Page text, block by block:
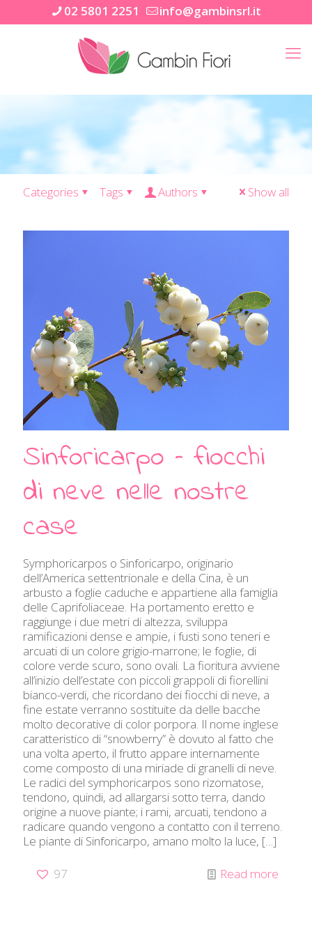
02 5801 2251 info@gambinsrl.it
Categories Tags Authors Show all
Sinforicarpo – fiocchi
di neve nelle nostre
case
Symphoricarpos o Sinforicarpo, originario
dell’America settentrionale e della Cina, è un
arbusto a foglie caduche e appartiene alla famiglia
delle Caprifoliaceae. Ha portamento eretto e
raggiunge i due metri di altezza, sviluppa
ramificazioni dense e ampie, i fusti sono teneri e
arcuati di un colore grigio-marrone; le foglie, di
colore verde scuro, sono ovali. La fioritura avviene
all’inizio dell’estate con piccoli grappoli di fiorellini
bianco-verdi, che ricordano dei fiocchi di neve, a
fine estate verranno sostituite da delle bacche
molto decorative di color porpora. Il nome inglese
caratteristico di “snowberry” è dovuto al fatto che
una volta aperto, il frutto appare internamente
come composto di una miriade di granelli di neve.
Le radici del symphoricarpos sono rizomatose,
tendono, quindi, ad allargarsi sotto terra, dando
origine a nuove piante; i rami, arcuati, tendono a
radicare quando vengono a contatto con il terreno.
Le piante di Sinforicarpo, amano molto la luce, […]
97 Read more